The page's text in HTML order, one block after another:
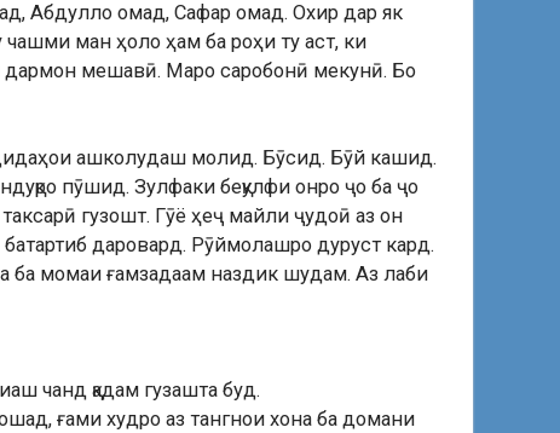
Абдулло омад, Сафар омад. Охир дар як
ман ҳоло ҳам ба роҳи ту аст, ки
дармон мешавӣ. Маро саробонӣ мекунӣ. Бо
ашколудаш молид. Бӯсид. Бӯй кашид.
пӯшид. Зулфаки беқулфи онро ҷо ба ҷо
гузошт. Гӯё ҳеҷ майли ҷудоӣ аз он
даровард. Рӯймолашро дуруст кард.
ба момаи ғамзадаам наздик шудам. Аз лаби
чанд қадам гузашта буд.
ғами худро аз тангнои хона ба домани